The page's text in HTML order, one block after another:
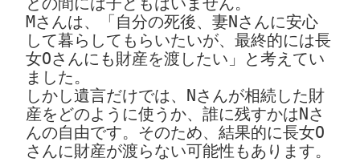
Mさんは、「自分の死後、妻Nさんに安心
して暮らしてもらいたいが、最終的には長
女Oさんにも財産を渡したい」と考えてい
ました。
しかし遺言だけでは、Nさんが相続した財
産をどのように使うか、誰に残すかはNさ
んの自由です。そのため、結果的に長女O
さんに財産が渡らない可能性もあります。